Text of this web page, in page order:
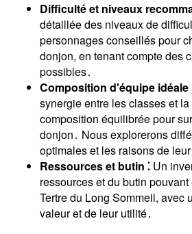
Difficulté et niveaux
détaillée des niveaux de
personnages conseillés pour
donjon, en tenant compte des
possibles․
Composition d'équipe idéale
synergie entre les classes et
composition équilibrée pour
donjon․ Nous explorerons
optimales et les raisons de
Ressources et butin ⁚Un
ressources et du butin
Tertre du Long Sommeil, avec
valeur et de leur utilité․